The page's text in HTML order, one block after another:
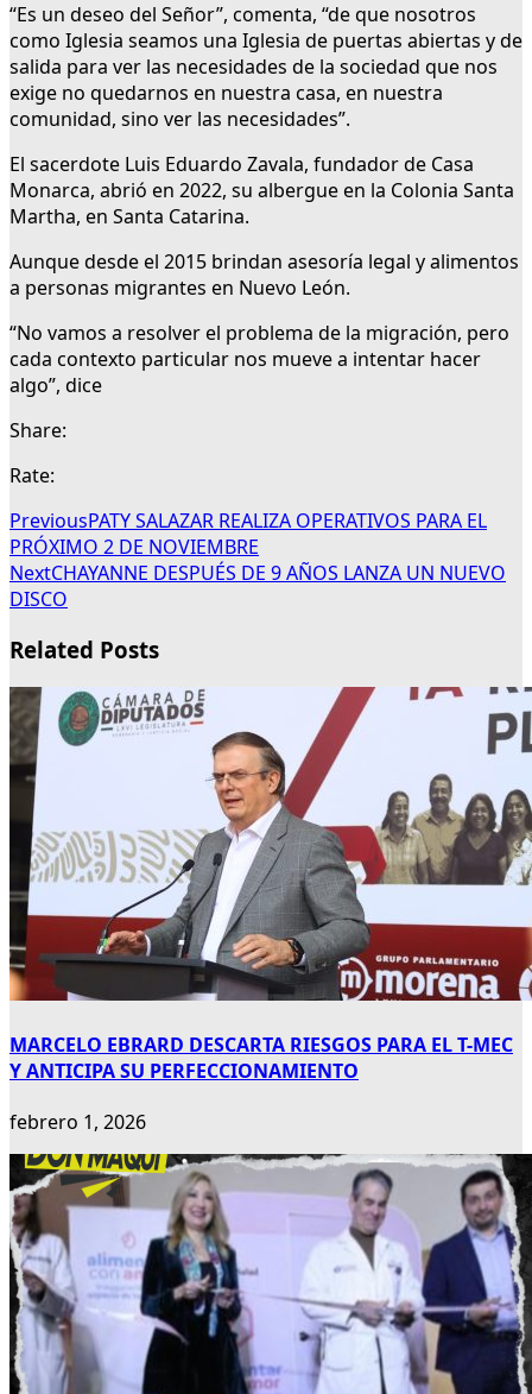
“Es un deseo del Señor”, comenta, “de que nosotros
como Iglesia seamos una Iglesia de puertas abiertas y de
salida para ver las necesidades de la sociedad que nos
exige no quedarnos en nuestra casa, en nuestra
comunidad, sino ver las necesidades”.
El sacerdote Luis Eduardo Zavala, fundador de Casa
Monarca, abrió en 2022, su albergue en la Colonia Santa
Martha, en Santa Catarina.
Aunque desde el 2015 brindan asesoría legal y alimentos
a personas migrantes en Nuevo León.
“No vamos a resolver el problema de la migración, pero
cada contexto particular nos mueve a intentar hacer
algo”, dice
Share:
Rate:
PreviousPATY SALAZAR REALIZA OPERATIVOS PARA EL
PRÓXIMO 2 DE NOVIEMBRE
NextCHAYANNE DESPUÉS DE 9 AÑOS LANZA UN NUEVO
DISCO
Related Posts
MARCELO EBRARD DESCARTA RIESGOS PARA EL T-MEC
Y ANTICIPA SU PERFECCIONAMIENTO
febrero 1, 2026